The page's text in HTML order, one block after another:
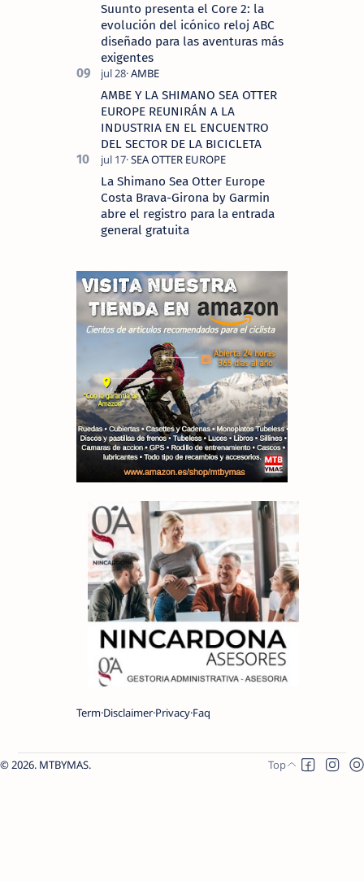
Suunto presenta el Core 2: la
evolución del icónico reloj ABC
diseñado para las aventuras más
exigentes
AMBE Y LA SHIMANO SEA OTTER
EUROPE REUNIRÁN A LA
INDUSTRIA EN EL ENCUENTRO
DEL SECTOR DE LA BICICLETA
La Shimano Sea Otter Europe
Costa Brava-Girona by Garmin
abre el registro para la entrada
general gratuita
Term Disclaimer Privacy Faq
2026. MTBYMAS.